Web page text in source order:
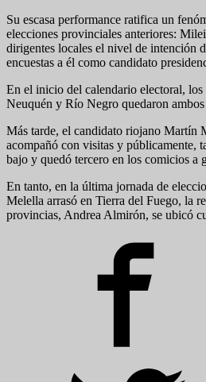
Su escasa performance ratifica un
elecciones provinciales anteriores:
dirigentes locales el nivel de intención
encuestas a él como candidato
En el inicio del calendario electoral,
Neuquén y Río Negro quedaron
Más tarde, el candidato riojano Martín
acompañó con visitas y públicamente,
bajo y quedó tercero en los comicios a
En tanto, en la última jornada de
Melella arrasó en Tierra del Fuego, la
provincias, Andrea Almirón, se ubicó